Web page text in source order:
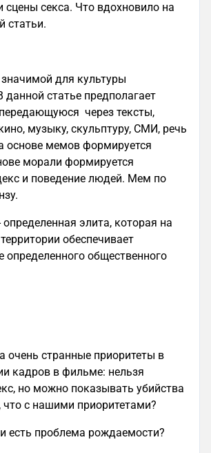
сцены секса. Что вдохновило на
статьи.
для культуры
статье предполагает
через тексты,
музыку, скульптуру, СМИ, речь
основе мемов формируется
морали формируется
и поведение людей. Мем по
определенная элита, которая на
обеспечивает
определенного общественного
очень странные приоритеты в
кадров в фильме: нельзя
но можно показывать убийства
что с нашими приоритетами?
есть проблема рождаемости?